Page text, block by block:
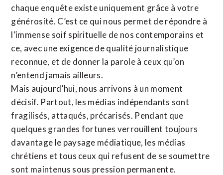
chaque enquête existe uniquement grâce à votre
générosité. C’est ce qui nous permet de répondre à
l’immense soif spirituelle de nos contemporains et
ce, avec une exigence de qualité journalistique
reconnue, et de donner la parole à ceux qu’on
n’entend jamais ailleurs.
Mais aujourd’hui, nous arrivons à un moment
décisif. Partout, les médias indépendants sont
fragilisés, attaqués, précarisés. Pendant que
quelques grandes fortunes verrouillent toujours
davantage le paysage médiatique, les médias
chrétiens et tous ceux qui refusent de se soumettre
sont maintenus sous pression permanente.